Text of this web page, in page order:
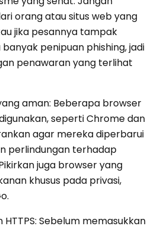
orang atau situs web yang
jika pesannya tampak
penipuan phishing, jadi
penawaran yang terlihat
aman: Beberapa browser
seperti Chrome dan
agar mereka diperbarui
perlindungan terhadap
juga browser yang
khusus pada privasi,
HTTPS: Sebelum memasukkan